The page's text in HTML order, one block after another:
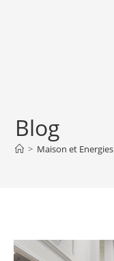
Blog
> Maison et Energies